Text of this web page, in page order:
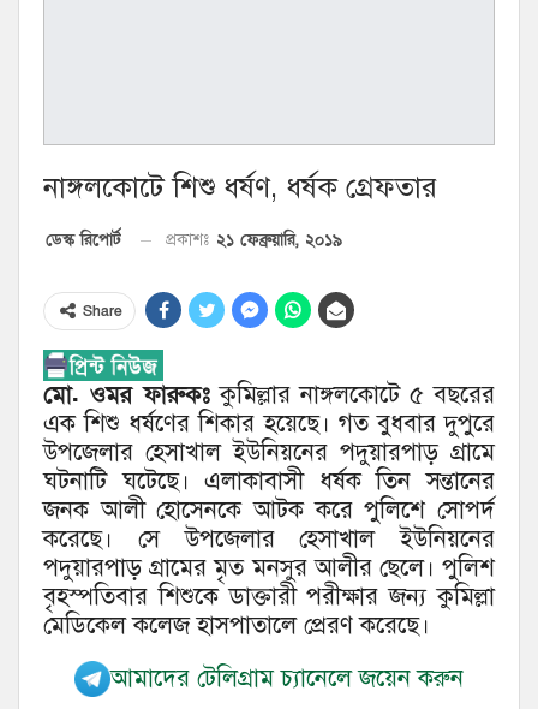
নাঙ্গলকোটে শিশু ধর্ষণ, ধর্ষক গ্রেফতার
ডেস্ক রিপোর্ট প্রকাশঃ ২১ ফেব্রুয়ারি, ২০১৯
Share
মো. ওমর ফারুকঃ কুমিল্লার নাঙ্গলকোটে ৫ বছরের
এক শিশু ধর্ষণের শিকার হয়েছে। গত বুধবার দুপুরে
উপজেলার হেসাখাল ইউনিয়নের পদুয়ারপাড় গ্রামে
ঘটনাটি ঘটেছে। এলাকাবাসী ধর্ষক তিন সন্তানের
জনক আলী হোসেনকে আটক করে পুলিশে সোপর্দ
করেছে। সে উপজেলার হেসাখাল ইউনিয়নের
পদুয়ারপাড় গ্রামের মৃত মনসুর আলীর ছেলে। পুলিশ
বৃহস্পতিবার শিশুকে ডাক্তারী পরীক্ষার জন্য কুমিল্লা
মেডিকেল কলেজ হাসপাতালে প্রেরণ করেছে।
আমাদের টেলিগ্রাম চ্যানেলে জয়েন করুন